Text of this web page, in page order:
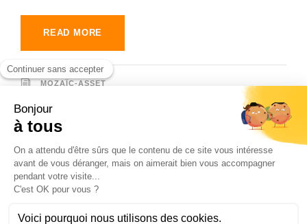
READ MORE
MOZAÏC-ASSET